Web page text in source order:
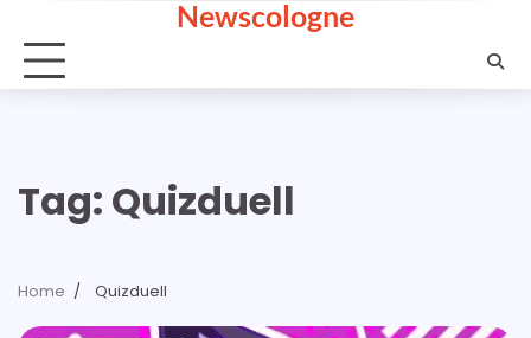
content
Newscologne
Tag: Quizduell
Home Quizduell